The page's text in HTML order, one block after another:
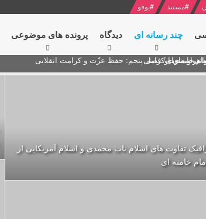
#مستند #یوفو
چند رسانه ای دیدگاه‌ پرونده های موضوعی
اوکراینیو صوت
تفاوت های اسلام ناب محمدی و اسلام آمریکایی از
خامنه ای